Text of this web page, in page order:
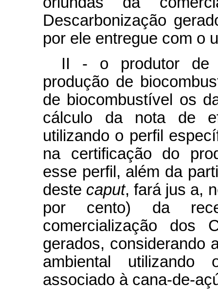
Descarbonização
por ele entregue com o
II - o produtor de
produção de
de biocombustível os
cálculo da nota de
utilizando o perfil
na certificação do
esse perfil, além da
deste caput, fará jus a,
por cento) da
comercialização dos
gerados, considerando
ambiental utilizando
associado à cana-de-